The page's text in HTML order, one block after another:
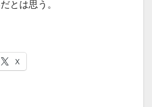
とは思う。
X